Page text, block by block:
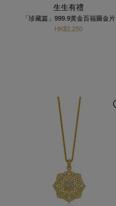
生生有禮
「珍藏篇」999.9黃金百福圖金片
HK$2,250